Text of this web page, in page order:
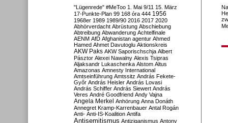
"Lügenrede" #MeToo 1. Mai 9/11 15. März
17-Punkte-Plan 99 168 óra 444 1956
1968er 1989 1989/90 2016 2017 2020
Abhörverdacht Abrüstung Abschiebung
Abtreibung Abwanderung Achtelfinale
AENM AfD Afghanistan agentur Ahmed
Hamed Ahmet Davutoglu Aktionskreis
AKW Paks AKW Saporischschja Albert
Pásztor Alexei Nawalny Alexis Tsipras
Aljaksandr Lukaschenka Alstom Altus
Amazonas Amnesty International
Amtseinführung Amtssitz András Fekete-
Győr András Heisler András Lovasi
András Schiffer András Siewert András
Veres André Goodfriend Andy Vajna
Angela Merkel Anhörung Anna Donáth
Annegret Kramp-Karrenbauer Antal Rogán
Anti- Anti-IS-Koalition Antifa
Antisemitismus Antiziganismus Antony